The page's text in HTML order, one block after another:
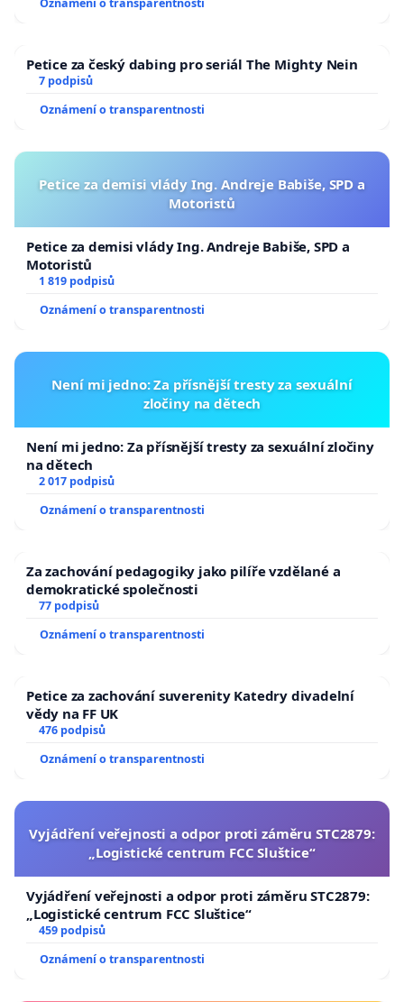
republiky
Petice za český dabing pro seriál The Mighty Nein
7 podpisů
Oznámení o transparentnosti
Petice za demisi vlády Ing. Andreje Babiše, SPD a
Motoristů
Petice za demisi vlády Ing. Andreje Babiše, SPD a
Motoristů
1 819 podpisů
Oznámení o transparentnosti
Není mi jedno: Za přísnější tresty za sexuální
zločiny na dětech
Není mi jedno: Za přísnější tresty za sexuální zločiny
na dětech
2 017 podpisů
Oznámení o transparentnosti
Za zachování pedagogiky jako pilíře vzdělané a
demokratické společnosti
77 podpisů
Oznámení o transparentnosti
Petice za zachování suverenity Katedry divadelní
vědy na FF UK
476 podpisů
Oznámení o transparentnosti
Vyjádření veřejnosti a odpor proti záměru STC2879:
„Logistické centrum FCC Sluštice“
Vyjádření veřejnosti a odpor proti záměru STC2879:
„Logistické centrum FCC Sluštice“
459 podpisů
Oznámení o transparentnosti